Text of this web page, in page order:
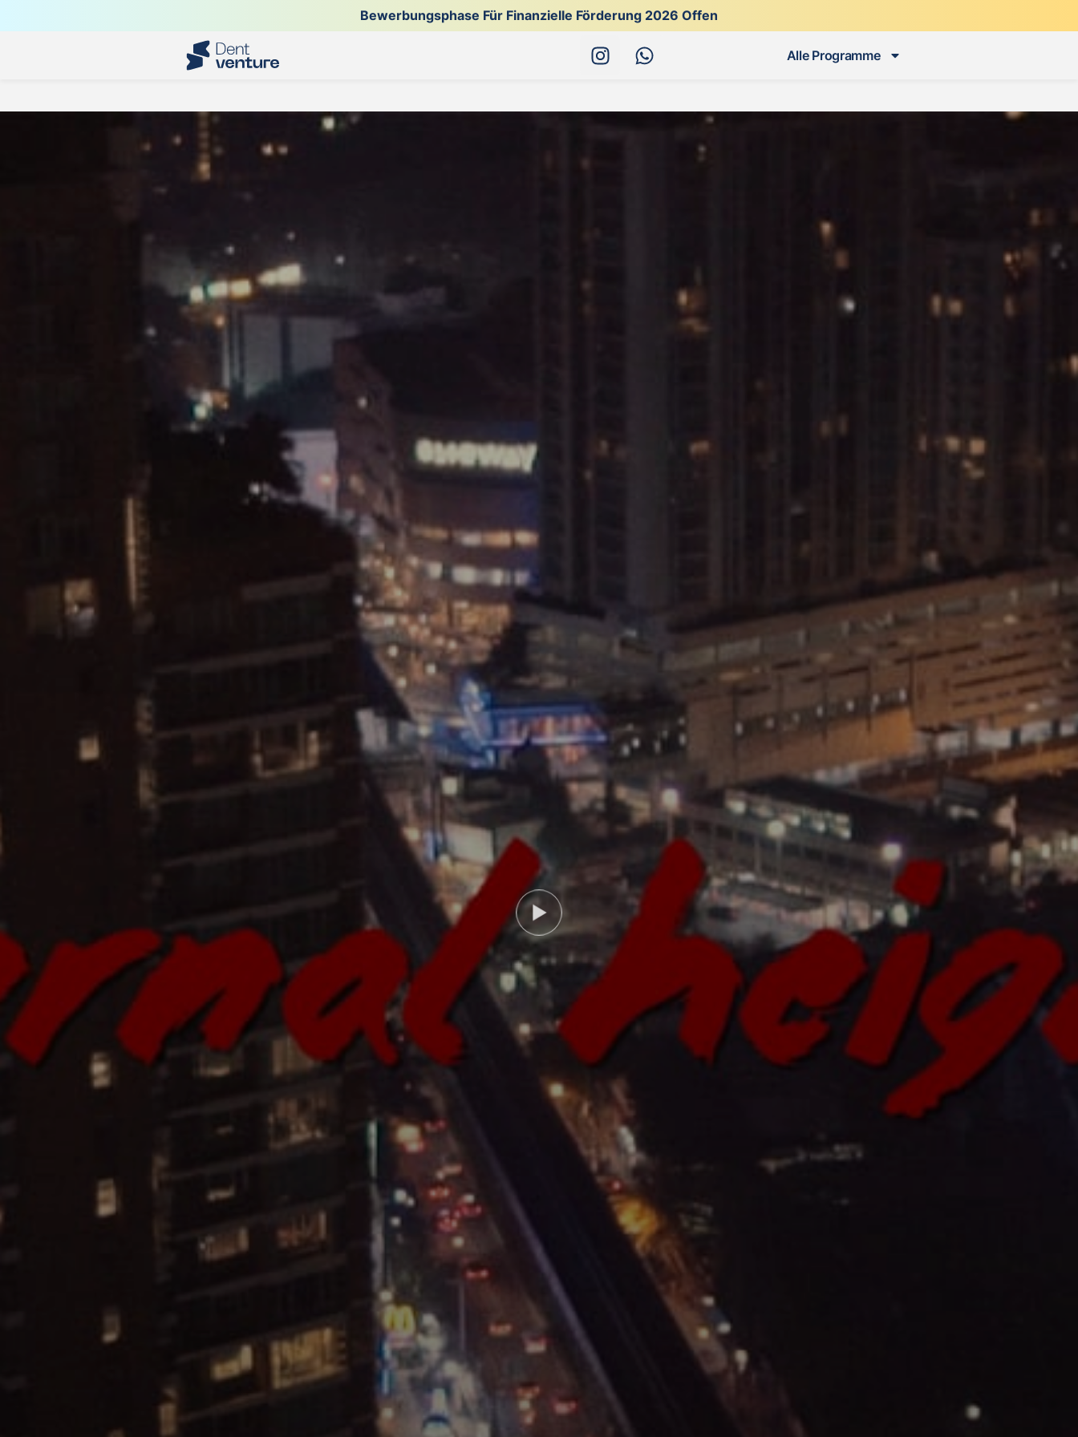
Bewerbungsphase Für Finanzielle Förderung 2026 Offen
Alle Programme